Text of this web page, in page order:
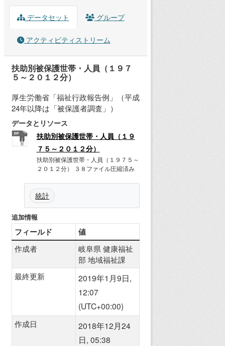
データセット グループ
アクティビティストリーム
扶助別被保護世帯・人員（１９７
５～２０１２分）
厚生労働省「福祉行政報告例」（平成
24年以降は「被保護者調査」）
データとリソース
扶助別被保護世帯・人員（１９
７５～２０１２分）
扶助別被保護世帯・人員（１９７５～
２０１２分） ３８ファイル圧縮済み
統計
追加情報
フィールド 値
作成者
岐阜県 健康福祉
部 地域福祉課
最終更新
2019年1月9日,
12:07
(UTC+00:00)
作成日
2018年12月24
日, 05:38